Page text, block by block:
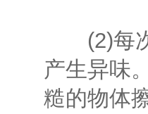
(2)每次
产生异味
糙的物体